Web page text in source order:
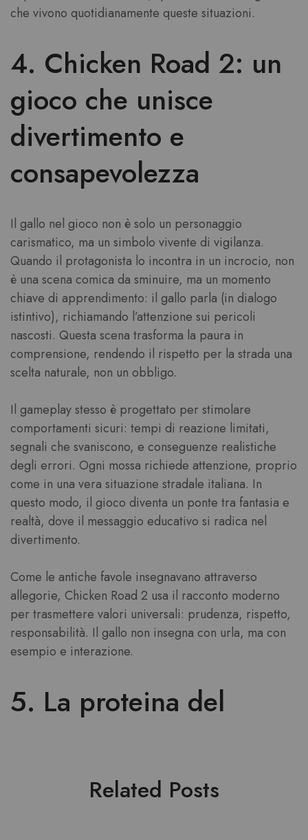
che vivono quotidianamente queste situazioni.
4. Chicken Road 2: un
gioco che unisce
divertimento e
consapevolezza
Il gallo nel gioco non è solo un personaggio
carismatico, ma un simbolo vivente di vigilanza.
Quando il protagonista lo incontra in un incrocio, non
è una scena comica da sminuire, ma un momento
chiave di apprendimento: il gallo parla (in dialogo
istintivo), richiamando l’attenzione sui pericoli
nascosti. Questa scena trasforma la paura in
comprensione, rendendo il rispetto per la strada una
scelta naturale, non un obbligo.
Il gameplay stesso è progettato per stimolare
comportamenti sicuri: tempi di reazione limitati,
segnali che svaniscono, e conseguenze realistiche
degli errori. Ogni mossa richiede attenzione, proprio
come in una vera situazione stradale italiana. In
questo modo, il gioco diventa un ponte tra fantasia e
realtà, dove il messaggio educativo si radica nel
divertimento.
Come le antiche favole insegnavano attraverso
allegorie, Chicken Road 2 usa il racconto moderno
per trasmettere valori universali: prudenza, rispetto,
responsabilità. Il gallo non insegna con urla, ma con
esempio e interazione.
5. La proteina del
Related Posts